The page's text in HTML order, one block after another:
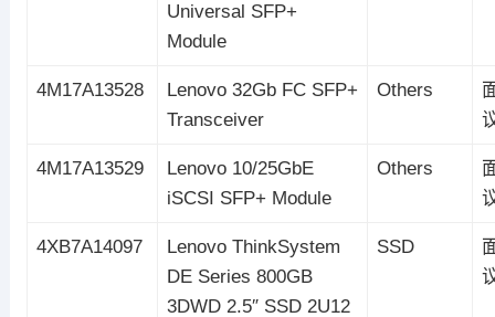
Universal SFP+
Module
4M17A13528
Lenovo 32Gb FC SFP+
Transceiver
Others
4M17A13529
Lenovo 10/25GbE
iSCSI SFP+ Module
Others
4XB7A14097
Lenovo ThinkSystem
DE Series 800GB
3DWD 2.5″ SSD 2U12
SSD